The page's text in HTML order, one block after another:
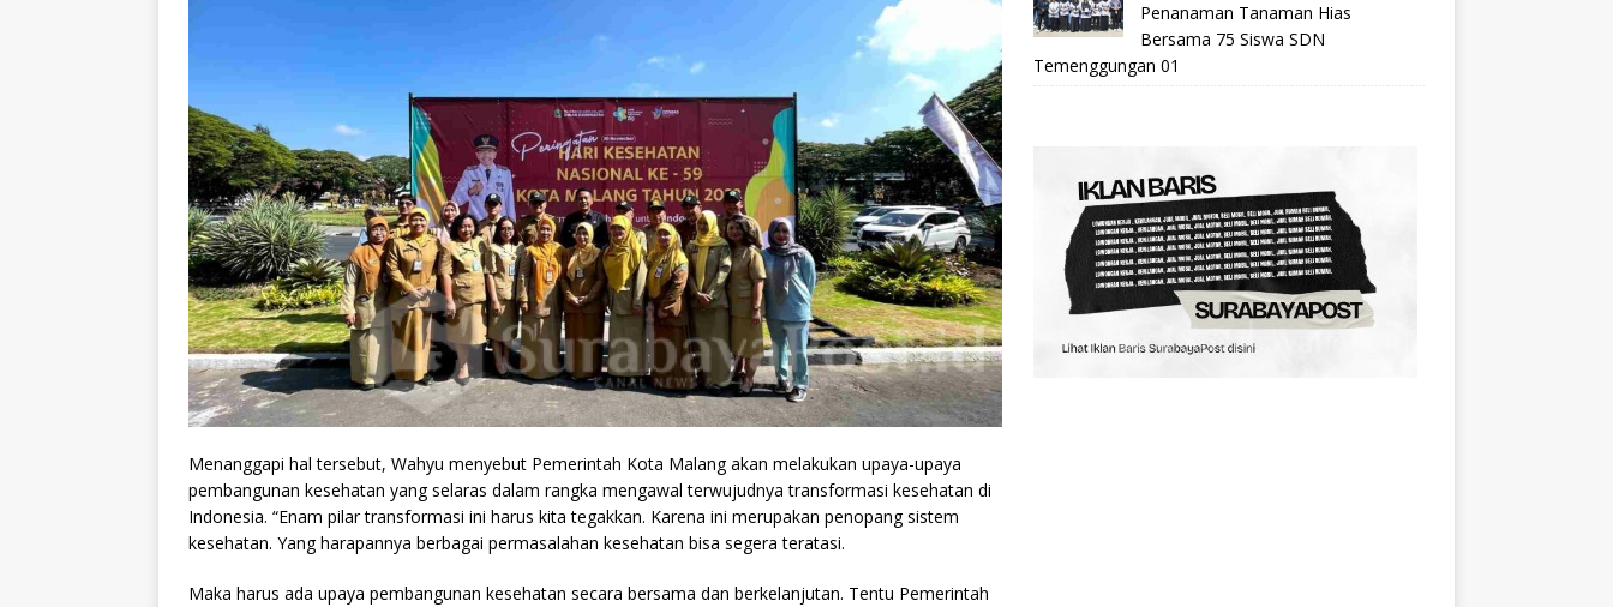
Menanggapi hal tersebut, Wahyu menyebut Pemerintah Kota Malang akan melakukan upaya-upaya
pembangunan kesehatan yang selaras dalam rangka mengawal terwujudnya transformasi kesehatan di
Indonesia. “Enam pilar transformasi ini harus kita tegakkan. Karena ini merupakan penopang sistem
kesehatan. Yang harapannya berbagai permasalahan kesehatan bisa segera teratasi.
Maka harus ada upaya pembangunan kesehatan secara bersama dan berkelanjutan. Tentu Pemerintah
Penanaman Tanaman Hias
Bersama 75 Siswa SDN
Temenggungan 01